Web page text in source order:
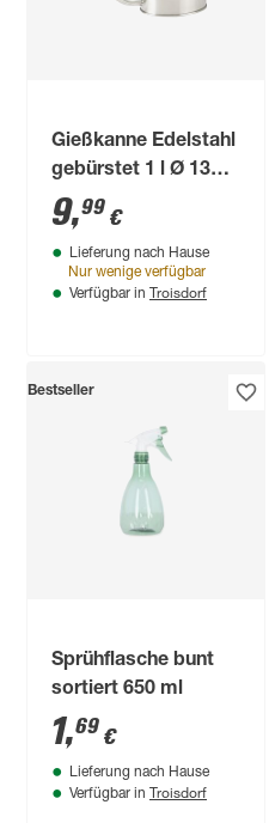
Gießkanne Edelstahl
gebürstet 1 l Ø 13
cm
9,99 €
Lieferung nach Hause
Nur wenige verfügbar
Verfügbar in Troisdorf
Bestseller
Sprühflasche bunt
sortiert 650 ml
1,69 €
Lieferung nach Hause
Verfügbar in Troisdorf